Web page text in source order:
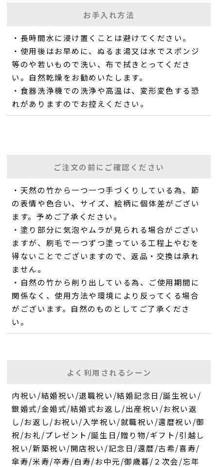
お手入れ方法
・長時間水に浸け置くことは避けてください。
・使用後はお早めに、ぬるま湯又は水でスポンジ
等のや若いもので洗い、布で拭きとってくださ
い。自然乾燥をお勧めいたします。
・食器洗浄機での洗浄や高温は、変形変色する恐
れがありますのでお控えください。
ご注文の前にご確認ください
・天然の竹から一つ一つ手づくりしている為、節
の表情や色合い、サイズ、絵柄に個体差がござい
ます。予めご了承ください。
・塗り部分に気泡やムラが見られる場合がござい
ますが、刷毛で一つずつ塗っている工程上やむを
得ないことでございますので、返品・交換は承れ
ません。
・自然の竹から削り出している為、ご使用期間に
関係なく、使用方法や環境により反ってくる場合
がございます。自然のものとしてご了承くださ
い。
よく利用されるシーン
内祝い/結婚祝い/退職祝い/結婚記念日/誕生祝い/
銀婚式/金婚式/結婚式お返し/出産祝い/お祝い返
し/お返し/お祝い/入学祝い/就職祝い/還暦祝い/御
祝/お礼/プレゼント/誕生日/贈り物/ギフト/引越し
祝い/新築祝い/開店祝い/記念日/還暦/古希/喜寿/
傘寿/米寿/卒寿/白寿/お中元/御歳暮/２次会/忘年